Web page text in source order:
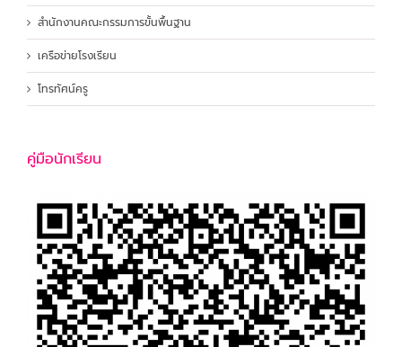
สำนักงานคณะกรรมการขั้นพื้นฐาน
เครือข่ายโรงเรียน
โทรทัศน์ครู
คู่มือนักเรียน